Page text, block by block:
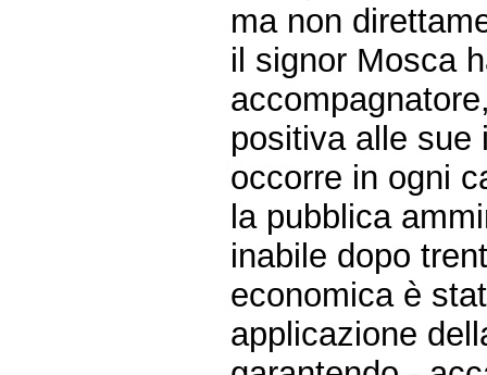
ma non
il signor Mosca
positiva alle sue
occorre in ogni
la pubblica
inabile dopo
economica è
applicazione